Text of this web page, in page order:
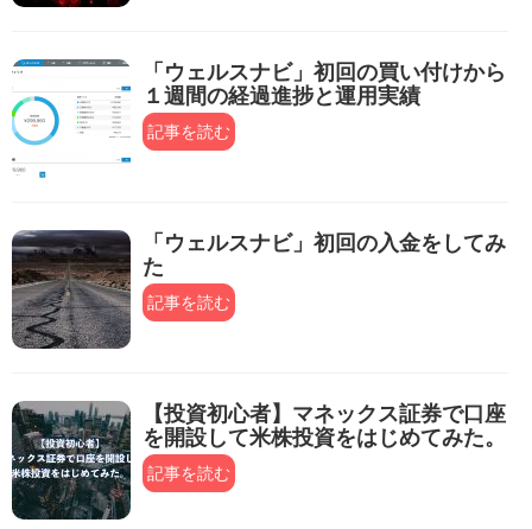
「ウェルスナビ」初回の買い付けから
１週間の経過進捗と運用実績
記事を読む
「ウェルスナビ」初回の入金をしてみ
た
記事を読む
【投資初心者】マネックス証券で口座
を開設して米株投資をはじめてみた。
記事を読む